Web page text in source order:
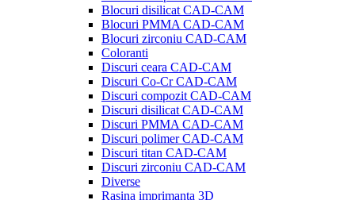
Blocuri disilicat CAD-CAM
Blocuri PMMA CAD-CAM
Blocuri zirconiu CAD-CAM
Coloranti
Discuri ceara CAD-CAM
Discuri Co-Cr CAD-CAM
Discuri compozit CAD-CAM
Discuri disilicat CAD-CAM
Discuri PMMA CAD-CAM
Discuri polimer CAD-CAM
Discuri titan CAD-CAM
Discuri zirconiu CAD-CAM
Diverse
Rasina imprimanta 3D